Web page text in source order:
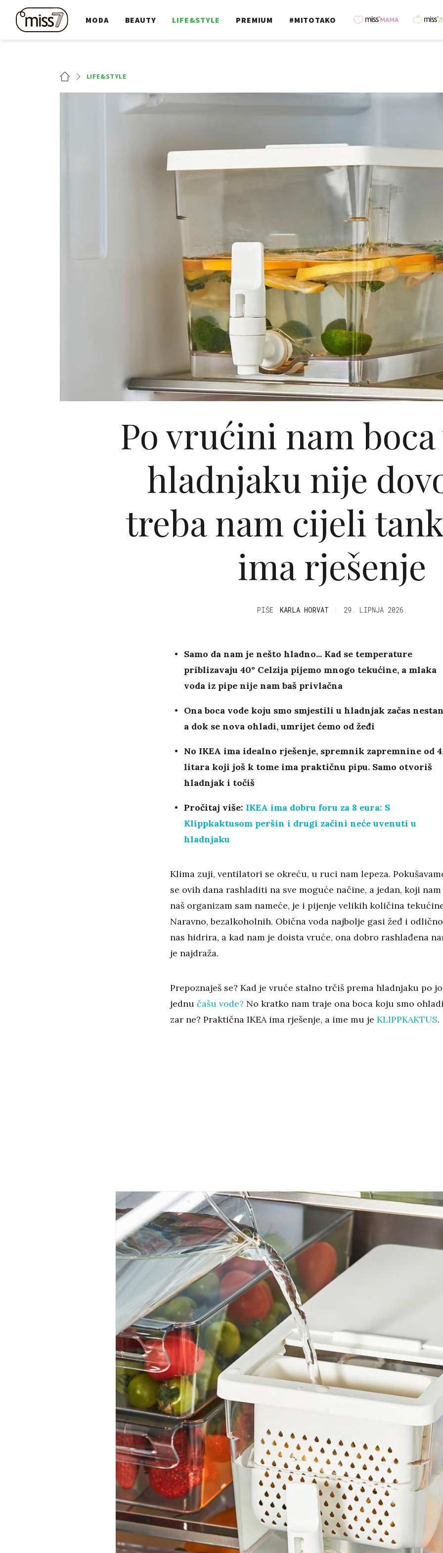
MODA BEAUTY LIFE&STYLE PREMIUM #MITOTAKO
LIFE&STYLE
Po vrućini nam boca
hladnjaku nije
treba nam cijeli
ima rješenje
PIŠE KARLA HORVAT 29. LIPNJA 2026.
Samo da nam je nešto hladno... Kad se temperature
priblizavaju 40° Celzija pijemo mnogo tekućine, a mlaka
voda iz pipe nije nam baš privlačna
Ona boca vode koju smo smjestili u hladnjak začas
a dok se nova ohladi, umrijet ćemo od žeđi
No IKEA ima idealno rješenje, spremnik zapremnine od
litara koji još k tome ima praktičnu pipu. Samo otvoriš
hladnjak i točiš
Pročitaj više: IKEA ima dobru foru za 8 eura: S
Klippkaktusom peršin i drugi začini neće uvenuti u
hladnjaku
Klima zuji, ventilatori se okreću, u ruci nam lepeza.
se ovih dana rashladiti na sve moguće načine, a jedan, koji nam
naš organizam sam nameće, je i pijenje velikih količina
Naravno, bezalkoholnih. Obična voda najbolje gasi žeđ i odlično
nas hidrira, a kad nam je doista vruće, ona dobro rashlađena
je najdraža.
Prepoznaješ se? Kad je vruće stalno trčiš prema hladnjaku po
jednu čašu vode? No kratko nam traje ona boca koju smo
zar ne? Praktična IKEA ima rješenje, a ime mu je KLIPPKAKTUS.